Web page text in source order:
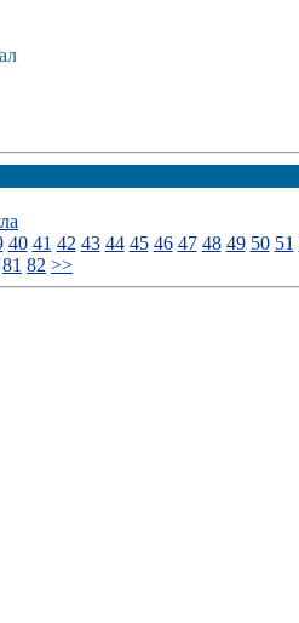
40 41 42 43 44 45 46 47 48 49 50 51
81 82 >>